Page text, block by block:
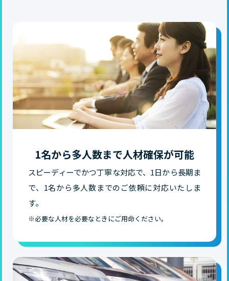
1名から多人数まで人材確保が可能
スピーディーでかつ丁寧な対応で、1日から長期ま
で、1名から多人数までのご依頼に対応いたしま
す。
※必要な人材を必要なときにご用命ください。